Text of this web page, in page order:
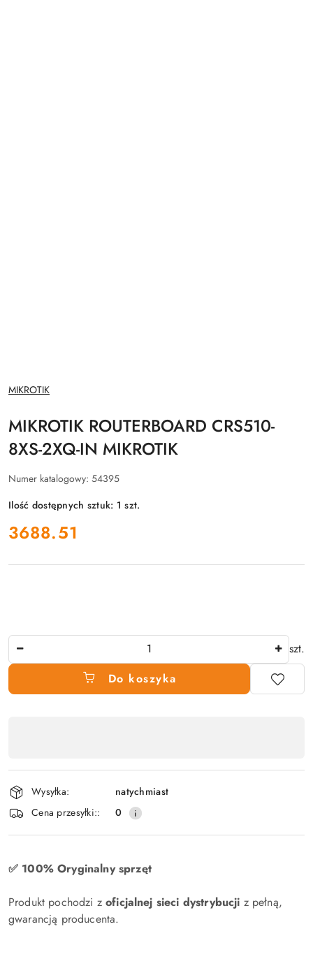
NAZWA
PRODUCENTA:
MIKROTIK
MIKROTIK ROUTERBOARD CRS510-
8XS-2XQ-IN MIKROTIK
Numer katalogowy: 54395
Ilość dostępnych sztuk: 1szt.
cena:
3688.51
szt.
Do koszyka
,
płatność
i
dostawa
Wysyłka:
natychmiast
Cena przesyłki::
0
✅ 100% Oryginalny sprzęt
Produkt pochodzi zoficjalnej sieci dystrybucji z pełną,
gwarancją producenta.